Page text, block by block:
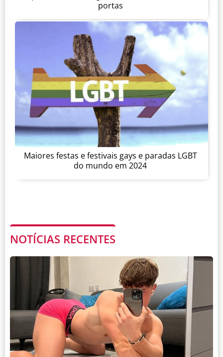
portas
Maiores festas e festivais gays e paradas LGBT
do mundo em 2024
NOTÍCIAS RECENTES